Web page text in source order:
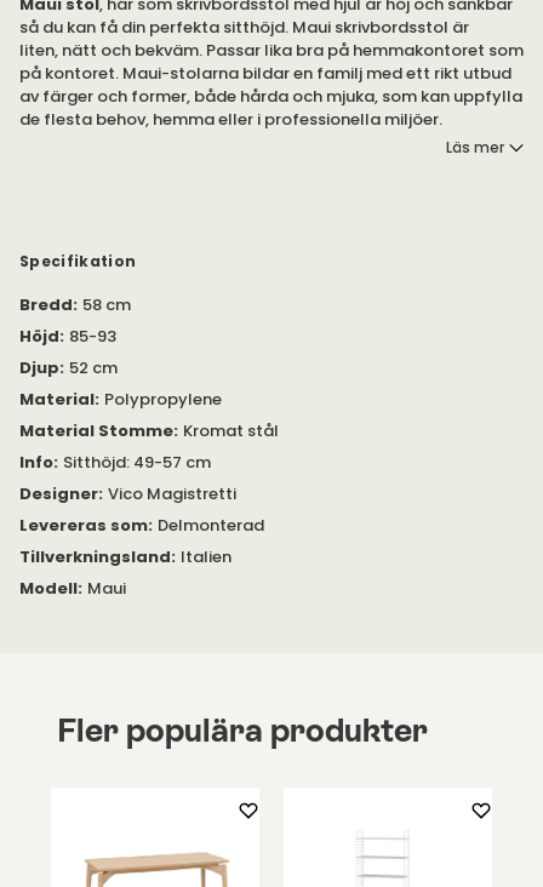
så du kan få din perfekta sitthöjd. Maui skrivbordsstol är
liten, nätt och bekväm. Passar lika bra på hemmakontoret som
på kontoret. Maui-stolarna bildar en familj med ett rikt utbud
av färger och former, både hårda och mjuka, som kan uppfylla
de flesta behov, hemma eller i professionella miljöer.
Vikt 7,8 kg
Läs mer
Specifikation
Bredd: 58 cm
Höjd: 85-93
Djup: 52 cm
Material: Polypropylene
Material Stomme: Kromat stål
Info: Sitthöjd: 49-57 cm
Designer: Vico Magistretti
Levereras som: Delmonterad
Tillverkningsland: Italien
Modell: Maui
Fler populära produkter